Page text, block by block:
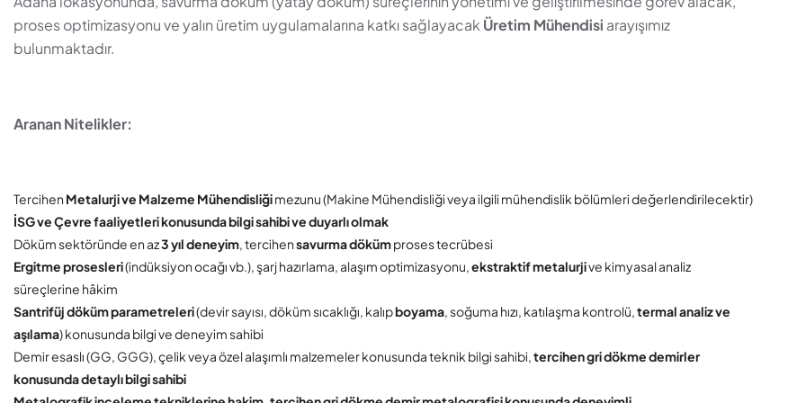
proses optimizasyonu ve yalın üretim uygulamalarına katkı sağlayacak Üretim Mühendisi arayışımız
bulunmaktadır.
Aranan Nitelikler:
Tercihen Metalurji ve Malzeme Mühendisliğimezunu (Makine Mühendisliği veya ilgili mühendislik bölümleri değerlendirilecektir)
İSG ve Çevre faaliyetleri konusunda bilgi sahibi ve duyarlı olmak
Döküm sektöründe en az3 yıl deneyim, tercihensavurma dökümproses tecrübesi
Ergitme prosesleri(indüksiyon ocağı vb.), şarj hazırlama, alaşım optimizasyonu,ekstraktif metalurjive kimyasal analiz
süreçlerine hâkim
Santrifüj döküm parametreleri(devir sayısı, döküm sıcaklığı, kalıpboyama, soğuma hızı, katılaşma kontrolü,termal analiz ve
aşılama) konusunda bilgi ve deneyim sahibi
Demir esaslı (GG, GGG), çelik veya özel alaşımlı malzemeler konusunda teknik bilgi sahibi,tercihen gri dökme demirler
konusunda detaylı bilgi sahibi